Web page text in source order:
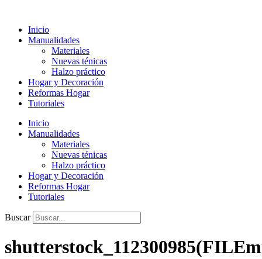
contenido
Inicio
Manualidades
Materiales
Nuevas ténicas
Halzo práctico
Hogar y Decoración
Reformas Hogar
Tutoriales
Inicio
Manualidades
Materiales
Nuevas ténicas
Halzo práctico
Hogar y Decoración
Reformas Hogar
Tutoriales
Buscar